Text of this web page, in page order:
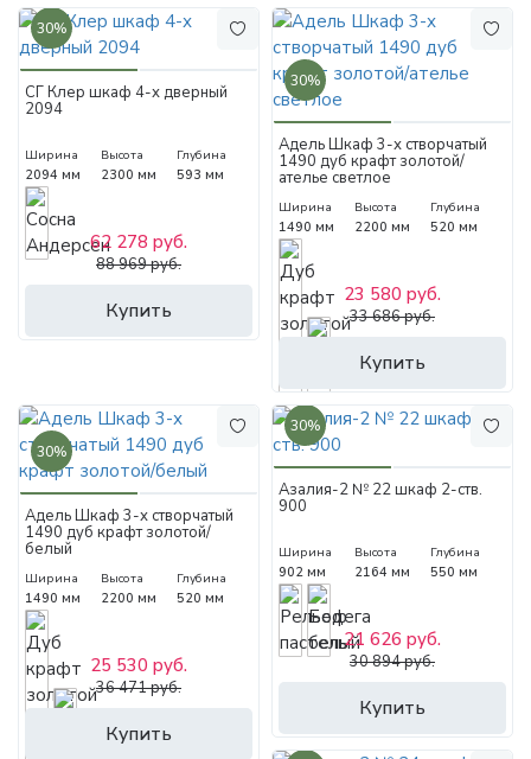
30%
СГ Клер шкаф 4-х дверный
2094
Ширина
2094 мм
Высота
2300 мм
Глубина
593 мм
Купить
62 278 руб.
88 969 руб.
30%
Адель Шкаф 3-х створчатый
1490 дуб крафт золотой/
ателье светлое
Ширина
1490 мм
Высота
2200 мм
Глубина
520 мм
Купить
23 580 руб.
33 686 руб.
30%
Адель Шкаф 3-х створчатый
1490 дуб крафт золотой/
белый
Ширина
1490 мм
Высота
2200 мм
Глубина
520 мм
Купить
25 530 руб.
36 471 руб.
30%
Азалия-2 № 22 шкаф 2-ств.
900
Ширина
902 мм
Высота
2164 мм
Глубина
550 мм
Купить
21 626 руб.
30 894 руб.